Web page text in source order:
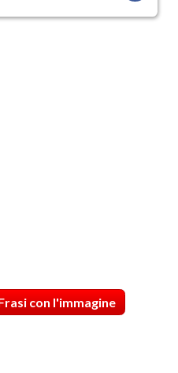
con l'immagine